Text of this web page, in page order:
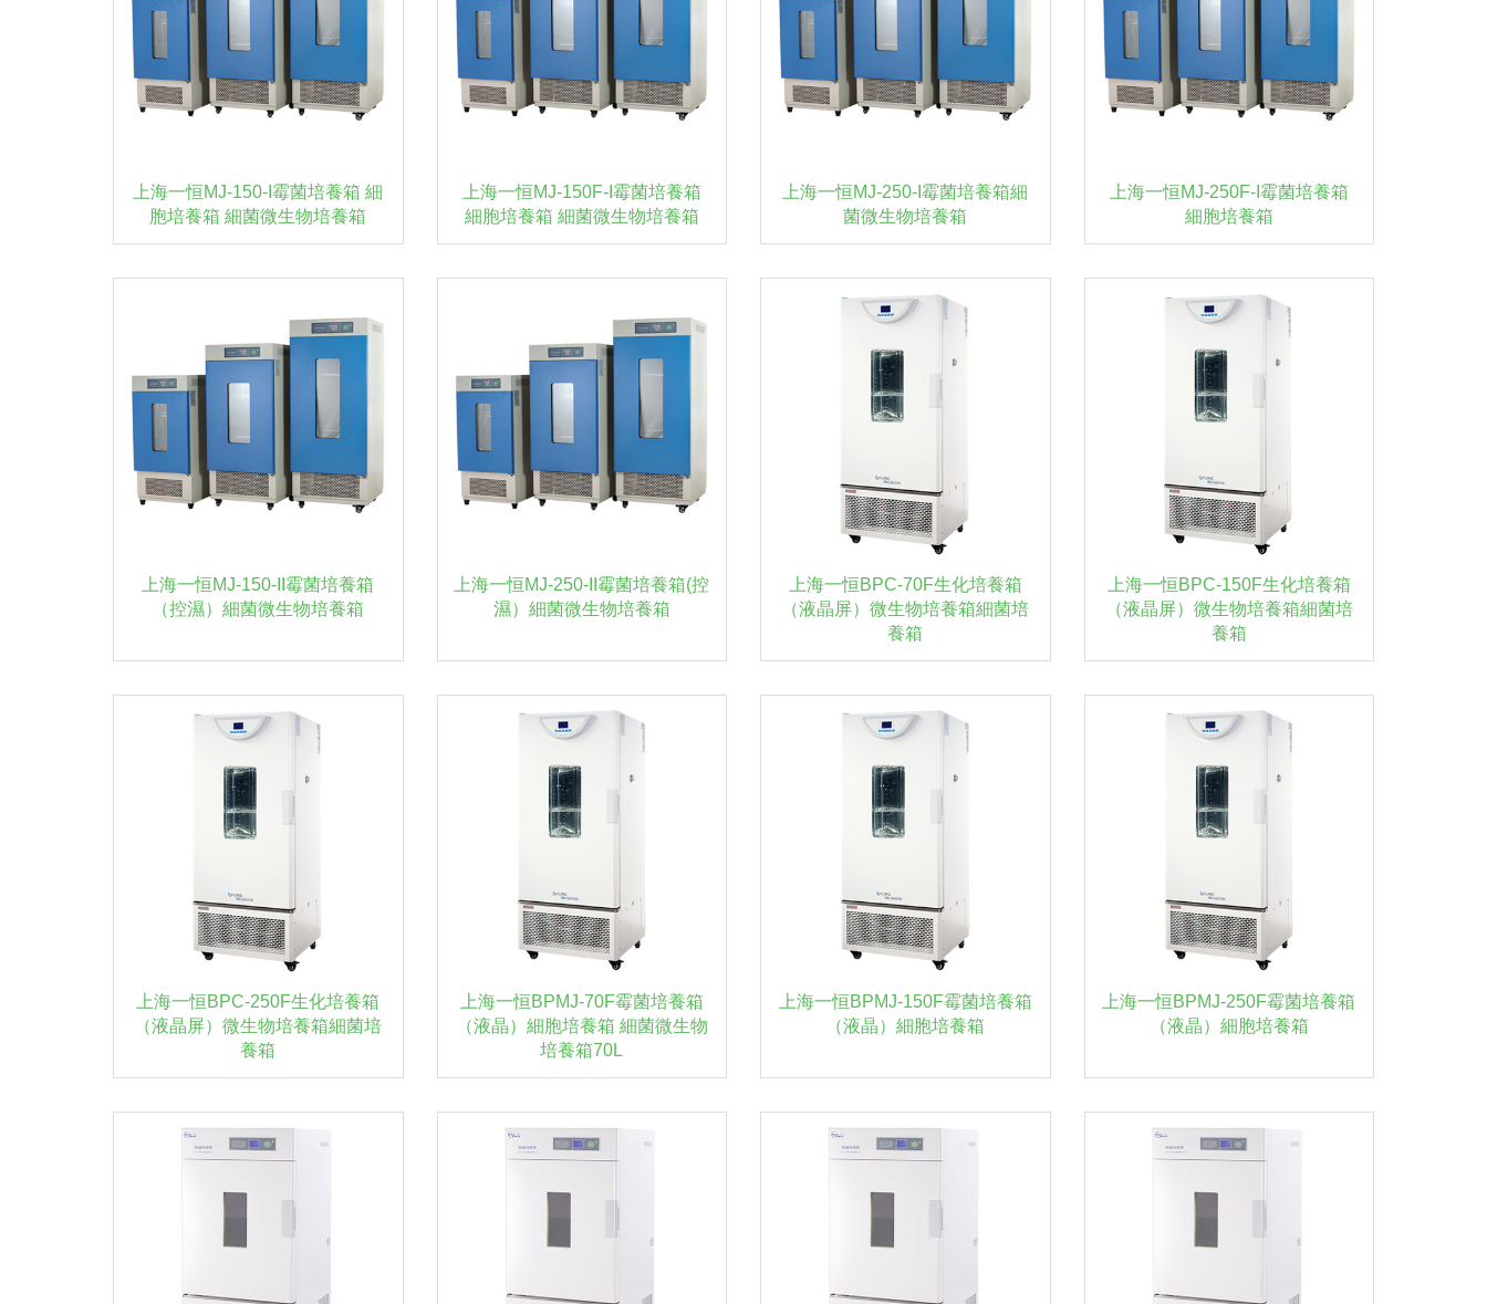
上海一恒MJ-150-I霉菌培養箱 細
胞培養箱 細菌微生物培養箱
上海一恒MJ-150F-I霉菌培養箱
細胞培養箱 細菌微生物培養箱
上海一恒MJ-250-I霉菌培養箱細
菌微生物培養箱
上海一恒MJ-250F-I霉菌培養箱
細胞培養箱
上海一恒MJ-150-II霉菌培養箱
（控濕）細菌微生物培養箱
上海一恒MJ-250-II霉菌培養箱(控
濕）細菌微生物培養箱
上海一恒BPC-70F生化培養箱
（液晶屏）微生物培養箱細菌培
養箱
上海一恒BPC-150F生化培養箱
（液晶屏）微生物培養箱細菌培
養箱
上海一恒BPC-250F生化培養箱
（液晶屏）微生物培養箱細菌培
養箱
上海一恒BPMJ-70F霉菌培養箱
（液晶）細胞培養箱 細菌微生物
培養箱70L
上海一恒BPMJ-150F霉菌培養箱
（液晶）細胞培養箱
上海一恒BPMJ-250F霉菌培養箱
（液晶）細胞培養箱